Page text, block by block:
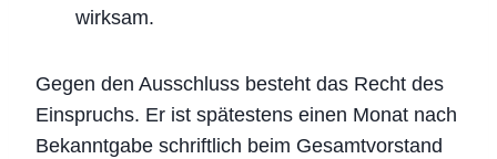
wirksam.
Gegen den Ausschluss besteht das Recht des
Einspruchs. Er ist spätestens einen Monat nach
Bekanntgabe schriftlich beim Gesamtvorstand